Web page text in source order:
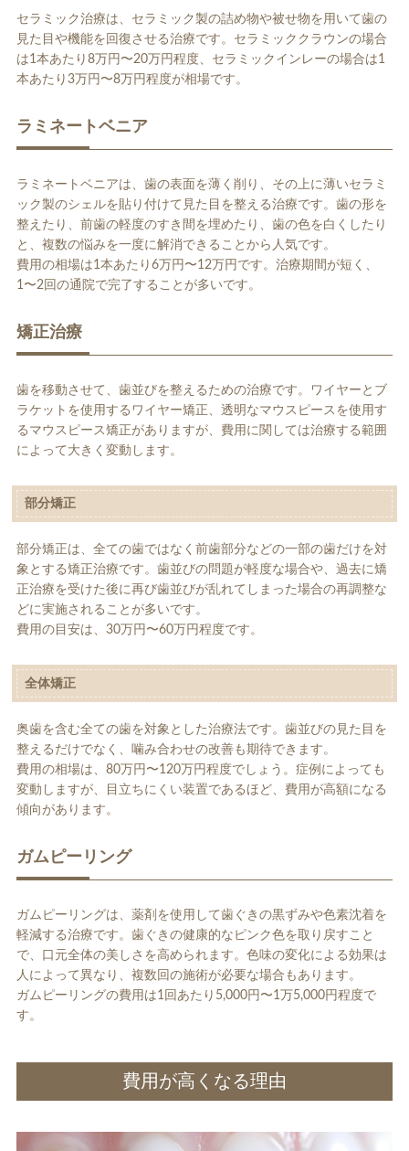
セラミック治療は、セラミック製の詰め物や被せ物を用いて歯の
見た目や機能を回復させる治療です。セラミッククラウンの場合
は1本あたり8万円〜20万円程度、セラミックインレーの場合は1
本あたり3万円〜8万円程度が相場です。
ラミネートベニア
ラミネートベニアは、歯の表面を薄く削り、その上に薄いセラミ
ック製のシェルを貼り付けて見た目を整える治療です。歯の形を
整えたり、前歯の軽度のすき間を埋めたり、歯の色を白くしたり
と、複数の悩みを一度に解消できることから人気です。
費用の相場は1本あたり6万円〜12万円です。治療期間が短く、
1〜2回の通院で完了することが多いです。
矯正治療
歯を移動させて、歯並びを整えるための治療です。ワイヤーとブ
ラケットを使用するワイヤー矯正、透明なマウスピースを使用す
るマウスピース矯正がありますが、費用に関しては治療する範囲
によって大きく変動します。
部分矯正
部分矯正は、全ての歯ではなく前歯部分などの一部の歯だけを対
象とする矯正治療です。歯並びの問題が軽度な場合や、過去に矯
正治療を受けた後に再び歯並びが乱れてしまった場合の再調整な
どに実施されることが多いです。
費用の目安は、30万円〜60万円程度です。
全体矯正
奥歯を含む全ての歯を対象とした治療法です。歯並びの見た目を
整えるだけでなく、噛み合わせの改善も期待できます。
費用の相場は、80万円〜120万円程度でしょう。症例によっても
変動しますが、目立ちにくい装置であるほど、費用が高額になる
傾向があります。
ガムピーリング
ガムピーリングは、薬剤を使用して歯ぐきの黒ずみや色素沈着を
軽減する治療です。歯ぐきの健康的なピンク色を取り戻すこと
で、口元全体の美しさを高められます。色味の変化による効果は
人によって異なり、複数回の施術が必要な場合もあります。
ガムピーリングの費用は1回あたり5,000円〜1万5,000円程度で
す。
費用が高くなる理由